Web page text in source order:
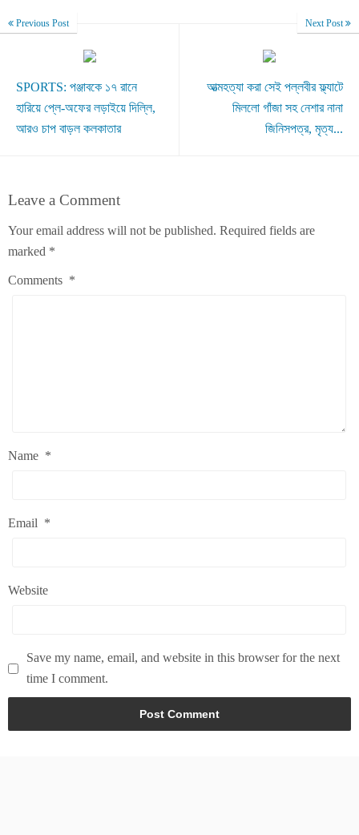
Previous Post
SPORTS: পঞ্জাবকে ১৭ রানে
হারিয়ে প্লে-অফের লড়াইয়ে দিল্লি,
আরও চাপ বাড়ল কলকাতার
Next Post
আত্মহত্যা করা সেই পল্লবীর ফ্ল্যাটে
মিললো গাঁজা সহ নেশার নানা
জিনিসপত্র, মৃত্য...
Leave a Comment
Your email address will not be published. Required fields are
marked *
Comments *
Name *
Email *
Website
Save my name, email, and website in this browser for the next
time I comment.